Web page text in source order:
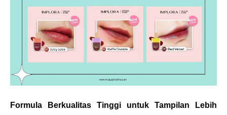
Formula Berkualitas Tinggi untuk Tampilan Lebih